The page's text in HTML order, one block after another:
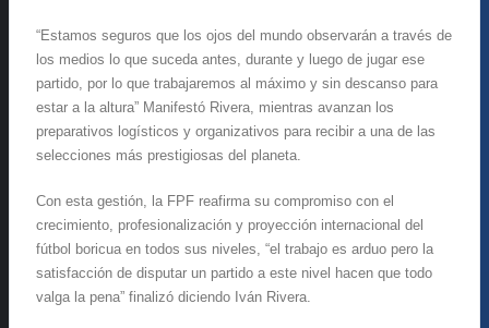
“Estamos seguros que los ojos del mundo observarán a través de
los medios lo que suceda antes, durante y luego de jugar ese
partido, por lo que trabajaremos al máximo y sin descanso para
estar a la altura” Manifestó Rivera, mientras avanzan los
preparativos logísticos y organizativos para recibir a una de las
selecciones más prestigiosas del planeta.
Con esta gestión, la FPF reafirma su compromiso con el
crecimiento, profesionalización y proyección internacional del
fútbol boricua en todos sus niveles, “el trabajo es arduo pero la
satisfacción de disputar un partido a este nivel hacen que todo
valga la pena” finalizó diciendo Iván Rivera.